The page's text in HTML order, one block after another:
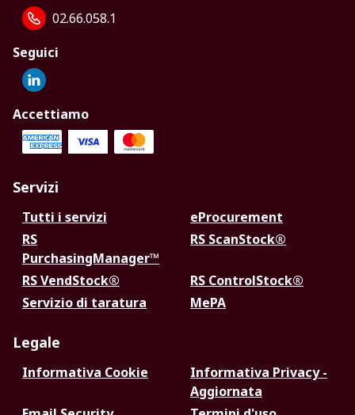
02.66.058.1
Seguici
Accettiamo
Servizi
Tutti i servizi
eProcurement
RS
PurchasingManager™
RS ScanStock®
RS VendStock®
RS ControlStock®
Servizio di taratura
MePA
Legale
Informativa Cookie
Informativa Privacy -
Aggiornata